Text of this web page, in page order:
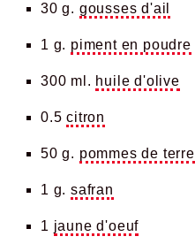
30 g. gousses d'ail
1 g. piment en poudre
300 ml. huile d'olive
0.5citron
50 g. pommes de terre
1 g. safran
1 jaune d'oeuf